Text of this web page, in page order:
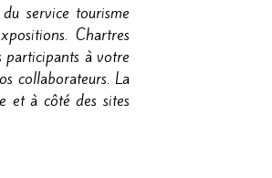
service tourisme
Chartres
à votre
collaborateurs. La
et à côté des sites